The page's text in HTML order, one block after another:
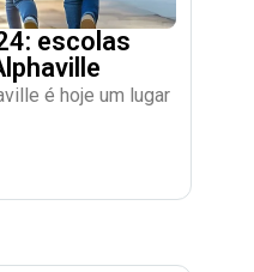
escolas
é hoje um lugar